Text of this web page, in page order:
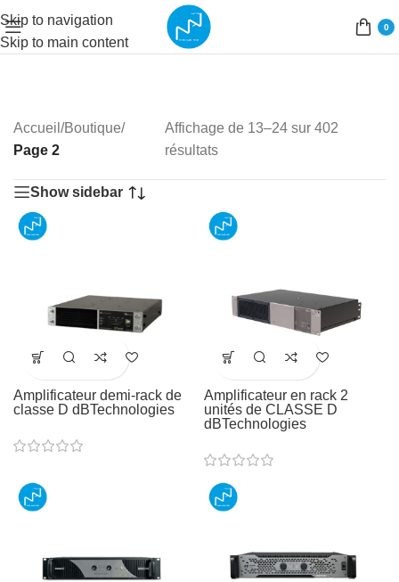
Skip to navigation
Skip to main content
0
Accueil /Boutique/
Page 2
Affichage de 13–24 sur 402
résultats
Show sidebar
Amplificateur demi-rack de
classe D dBTechnologies
Amplificateur en rack 2
unités de CLASSE D
dBTechnologies